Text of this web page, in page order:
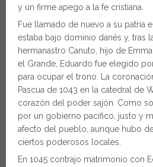
y un firme apego a la fe cristiana.
Fue llamado de nuevo a su patria
estaba bajo dominio danés y, tras
hermanastro Canuto, hijo de
el Grande, Eduardo fue elegido
para ocupar el trono. La
Pascua de 1043 en la catedral de
corazón del poder sajón. Como
por un gobierno pacífico, justo y
afecto del pueblo, aunque hubo
ciertos poderosos locales.
En 1045 contrajo matrimonio con